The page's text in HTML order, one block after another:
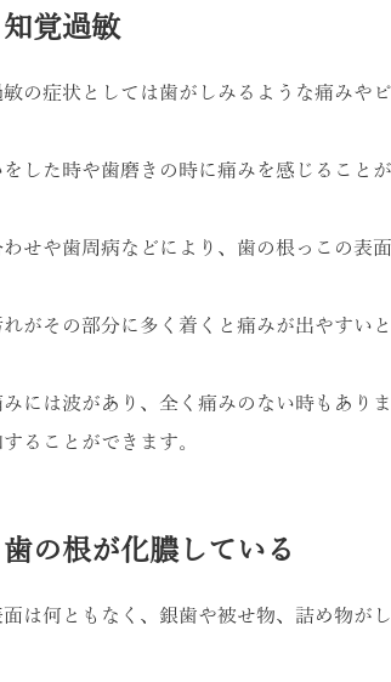
知覚過敏
の症状としては歯がしみるような痛みや
をした時や歯磨きの時に痛みを感じることが
せや歯周病などにより、歯の根っこの表
がその部分に多く着くと痛みが出やすい
みには波があり、全く痛みのない時もあり
ることができます。
歯の根が化膿している
は何ともなく、銀歯や被せ物、詰め物が